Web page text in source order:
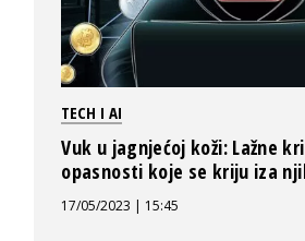
TECH I AI
Vuk u jagnjećoj koži: Lažne
opasnosti koje se kriju iza
17/05/2023 | 15:45